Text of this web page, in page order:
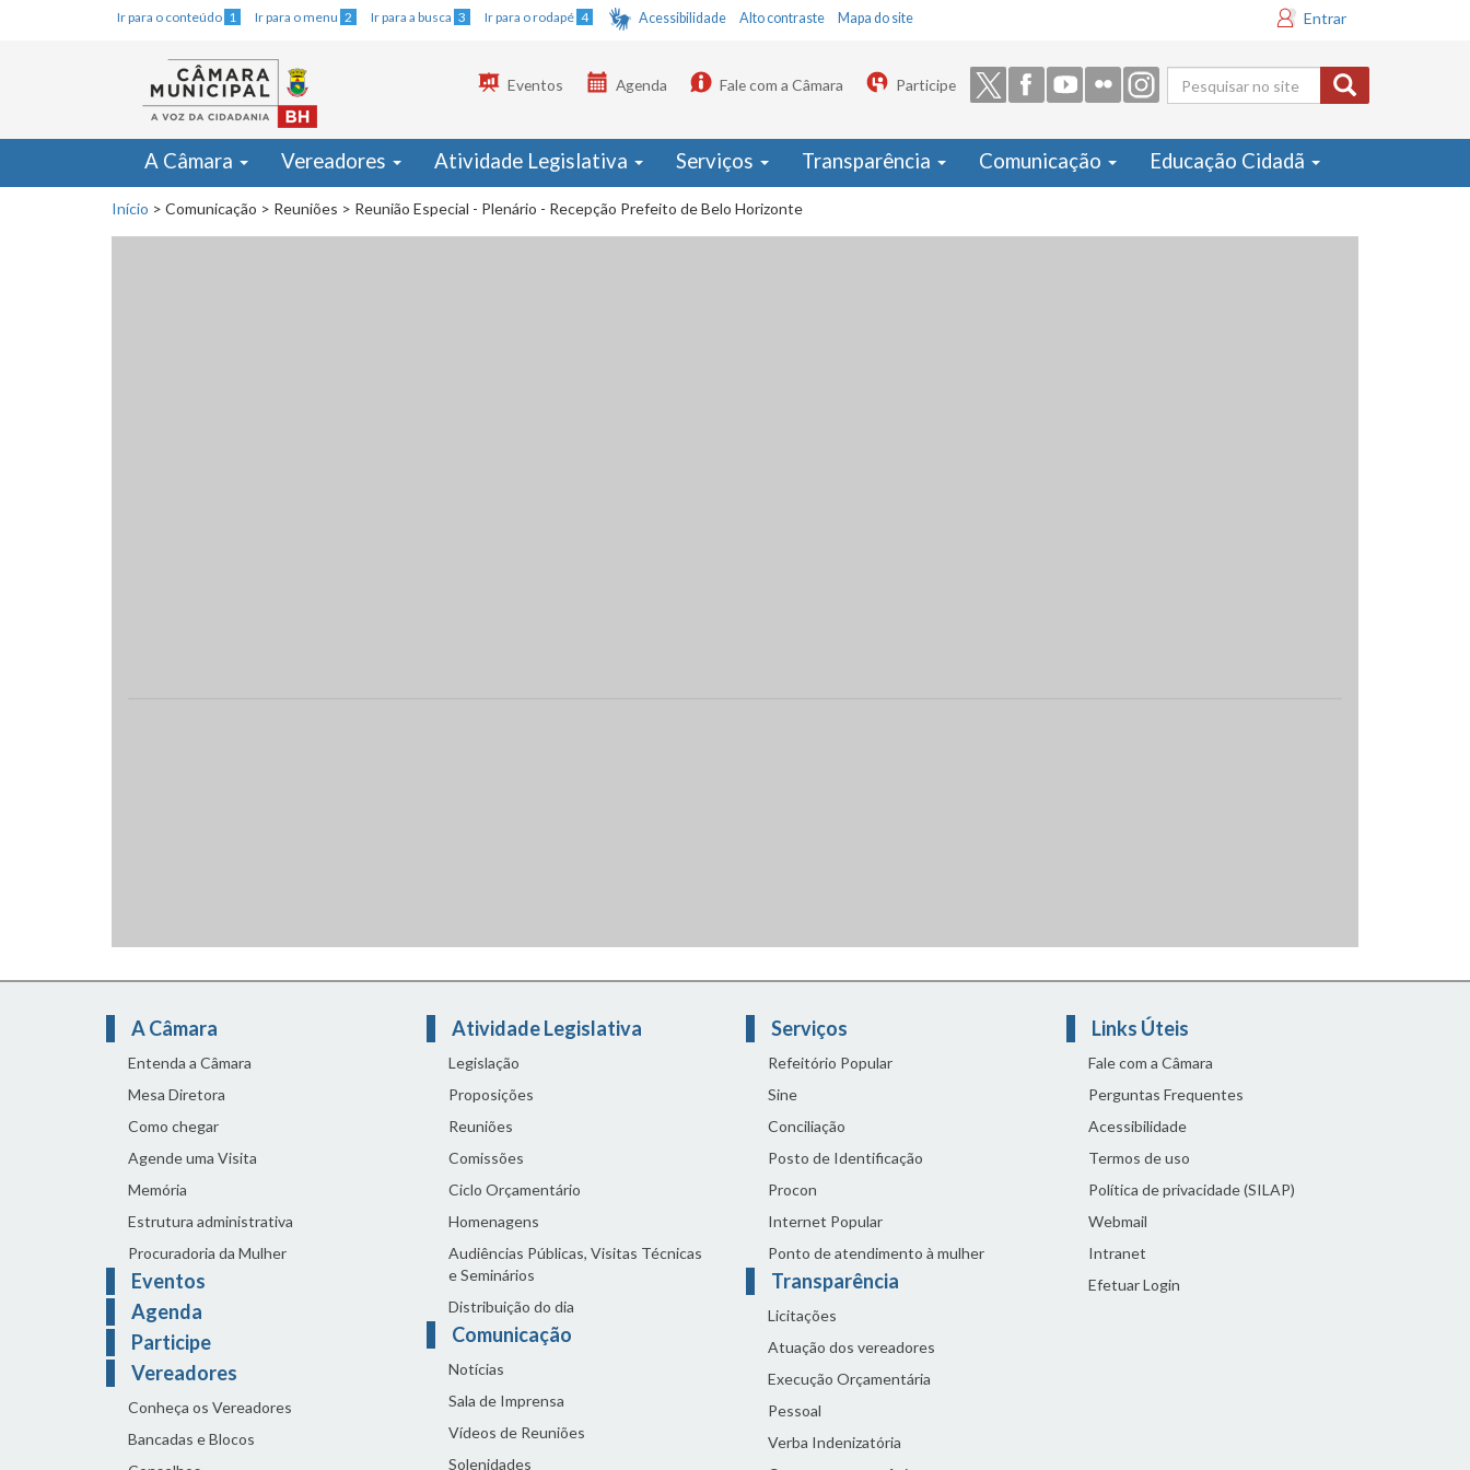
Ir para o conteúdo 1 Ir para o menu 2 Ir para a busca 3 Ir para o rodapé 4 Acessibilidade Alto contraste Mapa do site Entrar
Formulário
de busca
Eventos Agenda Fale com a Câmara Participe
A Câmara Vereadores Atividade Legislativa Serviços Transparência Comunicação Educação Cidadã
Início > Comunicação > Reuniões > Reunião Especial - Plenário - Recepção Prefeito de Belo Horizonte
A Câmara
Entenda a Câmara
Mesa Diretora
Como chegar
Agende uma Visita
Memória
Estrutura administrativa
Procuradoria da Mulher
Eventos
Agenda
Participe
Vereadores
Conheça os Vereadores
Bancadas e Blocos
Atividade Legislativa
Legislação
Proposições
Reuniões
Comissões
Ciclo Orçamentário
Homenagens
Audiências Públicas, Visitas Técnicas
e Seminários
Distribuição do dia
Comunicação
Notícias
Sala de Imprensa
Vídeos de Reuniões
Solenidades
Serviços
Refeitório Popular
Sine
Conciliação
Posto de Identificação
Procon
Internet Popular
Ponto de atendimento à mulher
Transparência
Licitações
Atuação dos vereadores
Execução Orçamentária
Pessoal
Verba Indenizatória
Links Úteis
Fale com a Câmara
Perguntas Frequentes
Acessibilidade
Termos de uso
Política de privacidade (SILAP)
Webmail
Intranet
Efetuar Login